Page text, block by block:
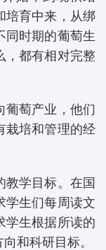
培育中来，从绑
同时期的葡萄生
，都有相对完整
葡萄产业，他们
栽培和管理的经
教学目标。在国
学生们每周读文
学生根据所读的
和科研目标。